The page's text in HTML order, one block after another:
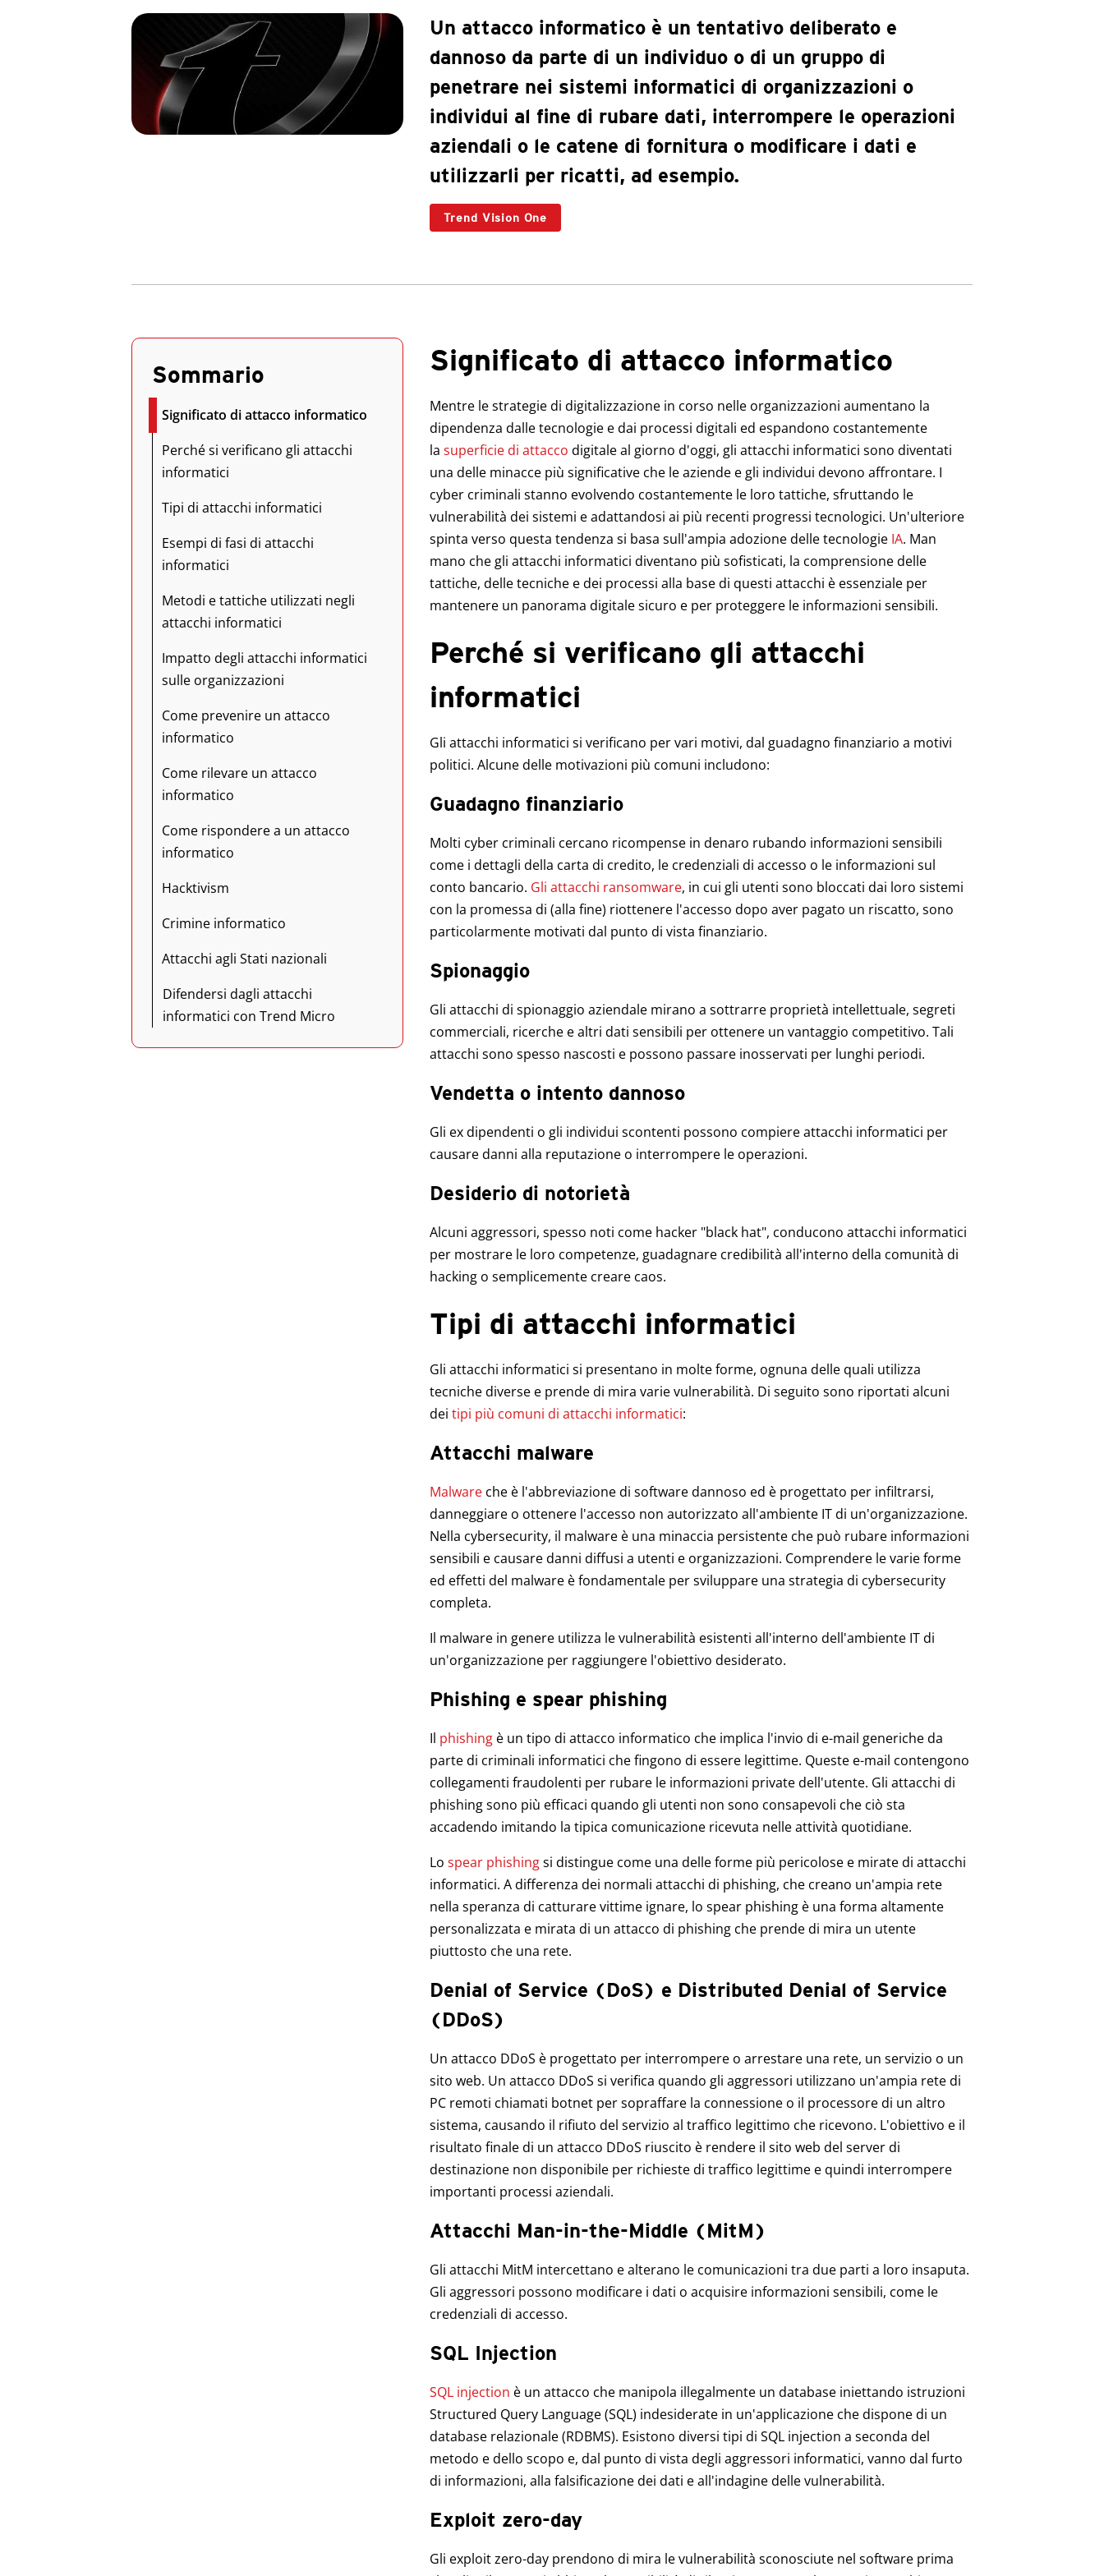
Un attacco informatico è un tentativo deliberato e
dannoso da parte di un individuo o di un gruppo di
penetrare nei sistemi informatici di organizzazioni o
individui al fine di rubare dati, interrompere le operazioni
aziendali o le catene di fornitura o modificare i dati e
utilizzarli per ricatti, ad esempio.
Trend Vision One
Sommario
Significato di attacco informatico
Perché si verificano gli attacchi
informatici
Tipi di attacchi informatici
Esempi di fasi di attacchi
informatici
Metodi e tattiche utilizzati negli
attacchi informatici
Impatto degli attacchi informatici
sulle organizzazioni
Come prevenire un attacco
informatico
Come rilevare un attacco
informatico
Come rispondere a un attacco
informatico
Hacktivism
Crimine informatico
Attacchi agli Stati nazionali
Difendersi dagli attacchi
informatici con Trend Micro
Significato di attacco informatico
Mentre le strategie di digitalizzazione in corso nelle organizzazioni aumentano la
dipendenza dalle tecnologie e dai processi digitali ed espandono costantemente
la superficie di attacco digitale al giorno d'oggi, gli attacchi informatici sono diventati
una delle minacce più significative che le aziende e gli individui devono affrontare. I
cyber criminali stanno evolvendo costantemente le loro tattiche, sfruttando le
vulnerabilità dei sistemi e adattandosi ai più recenti progressi tecnologici. Un'ulteriore
spinta verso questa tendenza si basa sull'ampia adozione delle tecnologie IA. Man
mano che gli attacchi informatici diventano più sofisticati, la comprensione delle
tattiche, delle tecniche e dei processi alla base di questi attacchi è essenziale per
mantenere un panorama digitale sicuro e per proteggere le informazioni sensibili.
Perché si verificano gli attacchi
informatici
Gli attacchi informatici si verificano per vari motivi, dal guadagno finanziario a motivi
politici. Alcune delle motivazioni più comuni includono:
Guadagno finanziario
Molti cyber criminali cercano ricompense in denaro rubando informazioni sensibili
come i dettagli della carta di credito, le credenziali di accesso o le informazioni sul
conto bancario. Gli attacchi ransomware, in cui gli utenti sono bloccati dai loro sistemi
con la promessa di (alla fine) riottenere l'accesso dopo aver pagato un riscatto, sono
particolarmente motivati dal punto di vista finanziario.
Spionaggio
Gli attacchi di spionaggio aziendale mirano a sottrarre proprietà intellettuale, segreti
commerciali, ricerche e altri dati sensibili per ottenere un vantaggio competitivo. Tali
attacchi sono spesso nascosti e possono passare inosservati per lunghi periodi.
Vendetta o intento dannoso
Gli ex dipendenti o gli individui scontenti possono compiere attacchi informatici per
causare danni alla reputazione o interrompere le operazioni.
Desiderio di notorietà
Alcuni aggressori, spesso noti come hacker "black hat", conducono attacchi informatici
per mostrare le loro competenze, guadagnare credibilità all'interno della comunità di
hacking o semplicemente creare caos.
Tipi di attacchi informatici
Gli attacchi informatici si presentano in molte forme, ognuna delle quali utilizza
tecniche diverse e prende di mira varie vulnerabilità. Di seguito sono riportati alcuni
dei tipi più comuni di attacchi informatici:
Attacchi malware
Malwareche è l'abbreviazione di software dannoso ed è progettato per infiltrarsi,
danneggiare o ottenere l'accesso non autorizzato all'ambiente IT di un'organizzazione.
Nella cybersecurity, il malware è una minaccia persistente che può rubare informazioni
sensibili e causare danni diffusi a utenti e organizzazioni. Comprendere le varie forme
ed effetti del malware è fondamentale per sviluppare una strategia di cybersecurity
completa.
Il malware in genere utilizza le vulnerabilità esistenti all'interno dell'ambiente IT di
un'organizzazione per raggiungere l'obiettivo desiderato.
Phishing e spear phishing
Il phishingè un tipo di attacco informatico che implica l'invio di e-mail generiche da
parte di criminali informatici che fingono di essere legittime. Queste e-mail contengono
collegamenti fraudolenti per rubare le informazioni private dell'utente. Gli attacchi di
phishing sono più efficaci quando gli utenti non sono consapevoli che ciò sta
accadendo imitando la tipica comunicazione ricevuta nelle attività quotidiane.
Lo spear phishingsi distingue come una delle forme più pericolose e mirate di attacchi
informatici. A differenza dei normali attacchi di phishing, che creano un'ampia rete
nella speranza di catturare vittime ignare, lo spear phishing è una forma altamente
personalizzata e mirata di un attacco di phishing che prende di mira un utente
piuttosto che una rete.
Denial of Service (DoS) e Distributed Denial of Service
(DDoS)
Un attacco DDoS è progettato per interrompere o arrestare una rete, un servizio o un
sito web. Un attacco DDoS si verifica quando gli aggressori utilizzano un'ampia rete di
PC remoti chiamati botnet per sopraffare la connessione o il processore di un altro
sistema, causando il rifiuto del servizio al traffico legittimo che ricevono. L'obiettivo e il
risultato finale di un attacco DDoS riuscito è rendere il sito web del server di
destinazione non disponibile per richieste di traffico legittime e quindi interrompere
importanti processi aziendali.
Attacchi Man-in-the-Middle (MitM)
Gli attacchi MitM intercettano e alterano le comunicazioni tra due parti a loro insaputa.
Gli aggressori possono modificare i dati o acquisire informazioni sensibili, come le
credenziali di accesso.
SQL Injection
SQL injection è un attacco che manipola illegalmente un database iniettando istruzioni
Structured Query Language (SQL) indesiderate in un'applicazione che dispone di un
database relazionale (RDBMS). Esistono diversi tipi di SQL injection a seconda del
metodo e dello scopo e, dal punto di vista degli aggressori informatici, vanno dal furto
di informazioni, alla falsificazione dei dati e all'indagine delle vulnerabilità.
Exploit zero-day
Gli exploit zero-day prendono di mira le vulnerabilità sconosciute nel software prima